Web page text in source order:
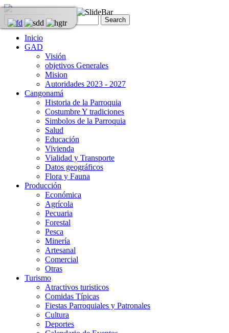
Inicio
GAD
Visión
objetivos Generales
Mision
Autoridades 2023 - 2027
Cangonamá
Historia de la Parroquia
Costumbre Y tradiciones
Simbolos de la Parroquia
Salud
Educación
Vivienda
Vialidad y Transporte
Datos geográficos
Flora y Fauna
Producción
Económica
Agrícola
Pecuaria
Forestal
Pesca
Minería
Artesanal
Comercial
Otras
Turismo
Atractivos turisticos
Comidas Típicas
Fiestas Parroquiales y Patronales
Cultura
Deportes